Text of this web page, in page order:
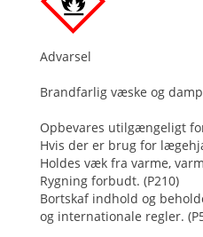
Advarsel
Brandfarlig væske og
Opbevares utilgængeligt
Hvis der er brug for
Holdes væk fra varme,
Rygning forbudt. (P210)
Bortskaf indhold og
og internationale regler.